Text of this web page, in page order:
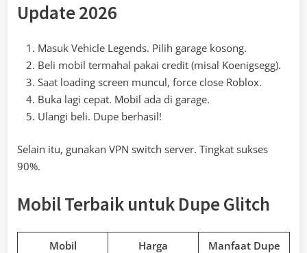
Update 2026
Masuk Vehicle Legends. Pilih garage kosong.
Beli mobil termahal pakai credit (misal Koenigsegg).
Saat loading screen muncul, force close Roblox.
Buka lagi cepat. Mobil ada di garage.
Ulangi beli. Dupe berhasil!
Selain itu, gunakan VPN switch server. Tingkat sukses
90%.
Mobil Terbaik untuk Dupe Glitch
Mobil Harga Manfaat Dupe